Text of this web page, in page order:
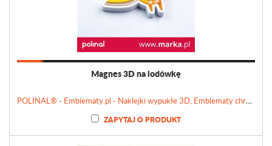
Magnes 3D na lodówkę
POLINAL® - Emblematy.pl - Naklejki wypukłe 3D, Emblematy chromowane, Tabliczki, Etykiety
ZAPYTAJ O PRODUKT